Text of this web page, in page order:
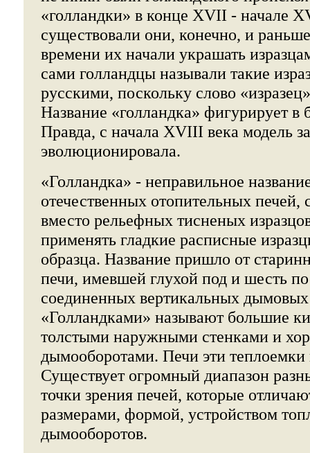
«голландки» в конце XVII - начале
существовали они, конечно, и
времени их начали украшать
сами голландцы называли такие
русскими, поскольку слово
Название «голландка» фигурирует в
Правда, с начала XVIII века модель
эволюционировала.
«Голландка» - неправильное
отечественных отопительных печей,
вместо рельефных тисненых
применять гладкие расписные
образца. Название пришло от
печи, имевшей глухой под и шесть
соединенных вертикальных
«Голландками» называют большие
толстыми наружными стенками и
дымооборотами. Печи эти
Существует огромный диапазон
точки зрения печей, которые
размерами, формой, устройством
дымооборотов.